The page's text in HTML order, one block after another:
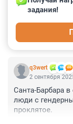
Вот к этому мы
указывала, с
Я реально
сотрудники
права даже
свое мнение.
q3wert
задания!
2 сентября
Санта-Барбара
люди с
проклятое.